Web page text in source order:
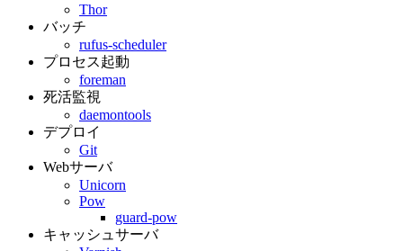
Thor
バッチ
rufus-scheduler
プロセス起動
foreman
死活監視
daemontools
デプロイ
Git
Webサーバ
Unicorn
Pow
guard-pow
キャッシュサーバ